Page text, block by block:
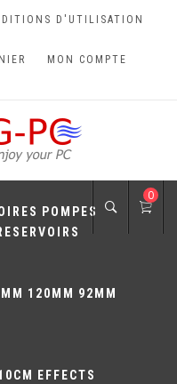
D'UTILISATION
MON COMPTE
POMPES
120MM
92MM
EFFECTS
0